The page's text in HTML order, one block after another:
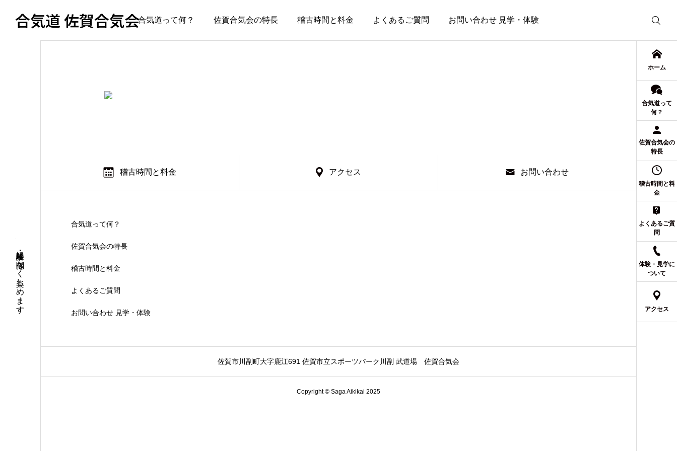
合気道 佐賀合気会合気道って何？ 佐賀合気会の特長 稽古時間と料金 よくあるご質問 お問い合わせ 見学・体験
年齢・経験に関係なく楽しめます
ホーム
合気道って
何？
佐賀合気会の
特長
稽古時間と料
金
よくあるご質
問
体験・見学に
ついて
アクセス
稽古時間と料金 アクセス お問い合わせ
合気道って何？
佐賀合気会の特長
稽古時間と料金
よくあるご質問
お問い合わせ 見学・体験
佐賀市川副町大字鹿江691 佐賀市立スポーツパーク川副 武道場 佐賀合気会
Copyright © Saga Aikikai 2025